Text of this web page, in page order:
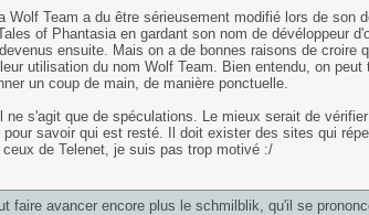
Team a du être sérieusement modifié lors de son
of Phantasia en gardant son nom de dévéloppeur
ensuite. Mais on a de bonnes raisons de croire
utilisation du nom Wolf Team. Bien entendu, on peut
un coup de main, de manière ponctuelle.
s'agit que de spéculations. Le mieux serait de
savoir qui est resté. Il doit exister des sites qui
de Telenet, je suis pas trop motivé :/
faire avancer encore plus le schmilblik, qu'il se